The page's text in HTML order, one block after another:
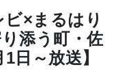
ト情報募集
×まるはり
添う町・佐
日～放送】